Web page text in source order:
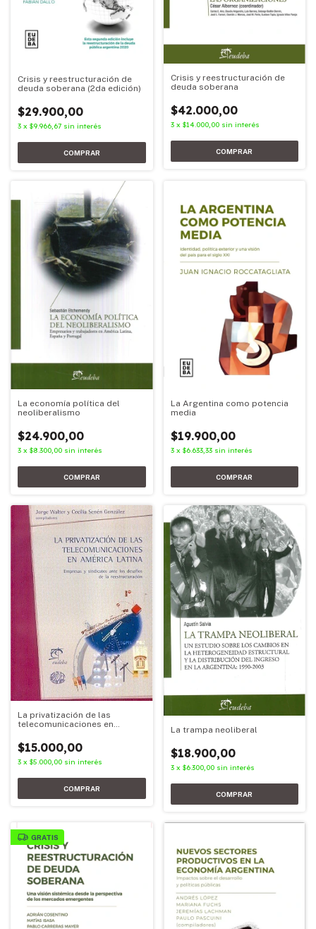
Crisis y reestructuración de
deuda soberana (2da edición)
$29.900,00
3 x $9.966,67 sin interés
Crisis y reestructuración de
deuda soberana
$42.000,00
3 x $14.000,00 sin interés
La economía política del
neoliberalismo
$24.900,00
3 x $8.300,00 sin interés
La Argentina como potencia
media
$19.900,00
3 x $6.633,33 sin interés
La privatización de las
telecomunicaciones en
$15.000,00
3 x $5.000,00 sin interés
La trampa neoliberal
$18.900,00
3 x $6.300,00 sin interés
GRATIS